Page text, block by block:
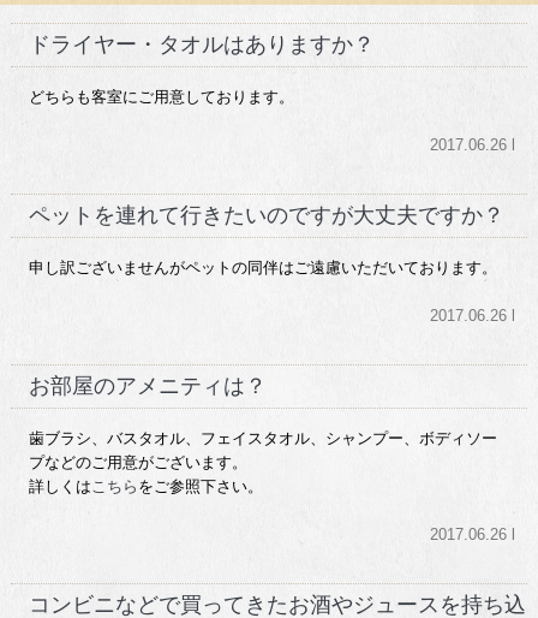
ドライヤー・タオルはありますか？
どちらも客室にご用意しております。
2017.06.26 l
ペットを連れて行きたいのですが大丈夫ですか？
申し訳ございませんがペットの同伴はご遠慮いただいております。
2017.06.26 l
お部屋のアメニティは？
歯ブラシ、バスタオル、フェイスタオル、シャンプー、ボディソー
プなどのご用意がございます。
詳しくはこちら をご参照下さい。
2017.06.26 l
コンビニなどで買ってきたお酒やジュースを持ち込